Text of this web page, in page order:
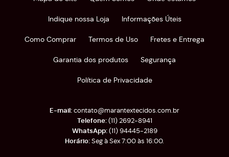
Indique nossa Loja Informações Úteis
Como Comprar Termos de Uso Fretes e Entrega
Garantia dos produtos Segurança
Política de Privacidade
(11)2692-8941
(11)94445-2189
Seg à Sex 7:00 às 16:00.
contato@marantextecidos.com.br